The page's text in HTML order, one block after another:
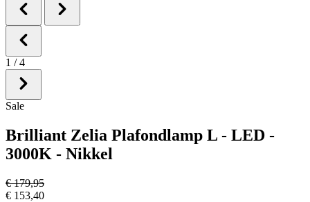
1 / 4
Sale
Brilliant Zelia Plafondlamp L - LED -
3000K - Nikkel
€ 179,95
€ 153,40